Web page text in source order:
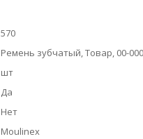
570
Ремень зубчатый, Товар, 00-
шт
Да
Нет
Moulinex